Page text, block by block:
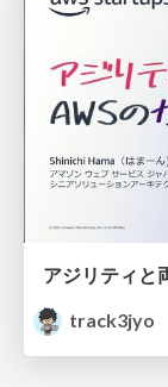
track3jyo